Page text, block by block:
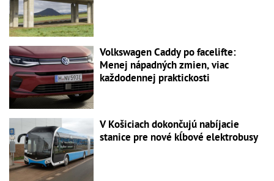
Volkswagen Caddy po facelifte:
Menej nápadných zmien, viac
každodennej praktickosti
V Košiciach dokončujú nabíjacie
stanice pre nové kĺbové elektrobusy